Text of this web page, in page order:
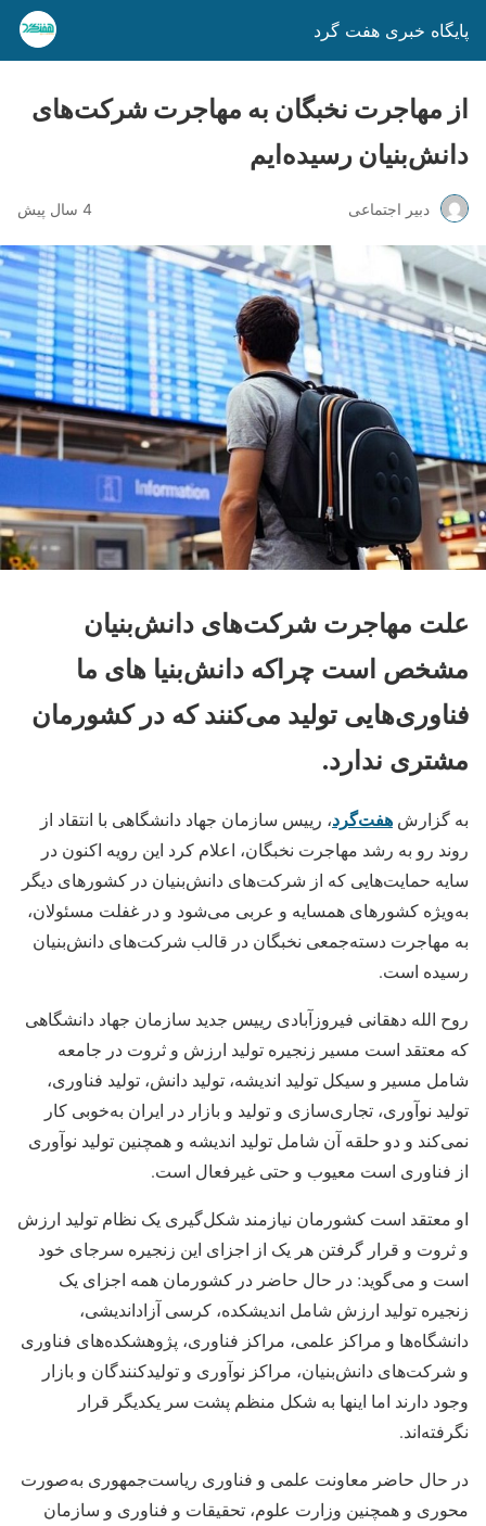
پایگاه خبری هفت گرد
از مهاجرت نخبگان به مهاجرت شرکت‌های
دانش‌بنیان رسیده‌ایم
دبیر اجتماعی 4 سال پیش
علت مهاجرت شرکت‌های دانش‌بنیان
مشخص است چراکه دانش‌بنیا‌ های ما
فناوری‌هایی تولید می‌کنند که در کشورمان
مشتری ندارد.
به گزارش هفت‌گرد، رییس سازمان جهاد دانشگاهی با انتقاد از
روند رو به رشد مهاجرت نخبگان، اعلام کرد این رویه اکنون در
سایه حمایت‌هایی که از شرکت‌های دانش‌بنیان در کشورهای دیگر
به‌ویژه کشورهای همسایه و عربی می‌شود و در غفلت مسئولان،
به مهاجرت دسته‌جمعی نخبگان در قالب شرکت‌های دانش‌بنیان
رسیده است.
روح الله دهقانی فیروزآبادی رییس جدید سازمان جهاد دانشگاهی
که معتقد است مسیر زنجیره تولید ارزش و ثروت در جامعه
شامل مسیر و سیکل تولید اندیشه، تولید دانش، تولید فناوری،
تولید نوآوری، تجاری‌سازی و تولید و بازار در ایران به‌خوبی کار
نمی‌کند و دو حلقه آن شامل تولید اندیشه و همچنین تولید نوآوری
از فناوری است معیوب و حتی غیرفعال است.
او معتقد است کشورمان نیازمند شکل‌گیری یک نظام تولید ارزش
و ثروت و قرار گرفتن هر یک از اجزای این زنجیره سرجای خود
است و می‌گوید: در حال حاضر در کشورمان همه اجزای یک
زنجیره تولید ارزش شامل اندیشکده، کرسی آزاداندیشی،
دانشگاه‌ها و مراکز علمی، مراکز فناوری، پژوهشکده‌های فناوری
و شرکت‌های دانش‌بنیان، مراکز نوآوری و تولیدکنندگان و بازار
وجود دارند اما اینها به شکل منظم پشت سر یکدیگر قرار
نگرفته‌اند.
در حال حاضر معاونت علمی و فناوری ریاست‌جمهوری به‌صورت
محوری و همچنین وزارت علوم، تحقیقات و فناوری و سازمان